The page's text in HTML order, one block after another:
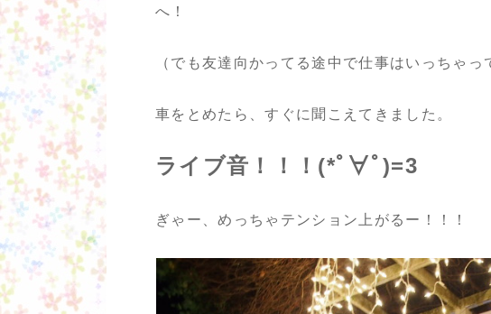
へ！
（でも友達向かってる途中で仕事はいっちゃっ
車をとめたら、すぐに聞こえてきました。
ライブ音！！！(*ﾟ∀ﾟ)=3
ぎゃー、めっちゃテンション上がるー！！！